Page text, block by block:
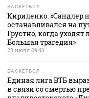
БАСКЕТБОЛ
Кириленко: «Сандлер
останавливался на
Грустно, когда
Большая трагедия»
28 июля 09:43
БАСКЕТБОЛ
Единая лига ВТБ
в связи со смертью